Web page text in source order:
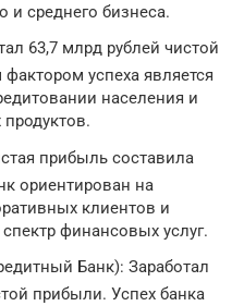
и среднего бизнеса.
63,7 млрд рублей чистой
успеха является
населения и
прибыль составила
ориентирован на
клиентов и
финансовых услуг.
Банк): Заработал
прибыли. Успех банка